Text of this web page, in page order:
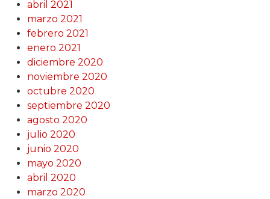
abril 2021
marzo 2021
febrero 2021
enero 2021
diciembre 2020
noviembre 2020
octubre 2020
septiembre 2020
agosto 2020
julio 2020
junio 2020
mayo 2020
abril 2020
marzo 2020